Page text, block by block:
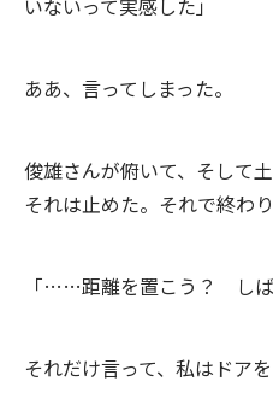
いないって実感した」
ああ、言ってしまった。
俊雄さんが俯いて、そして
それは止めた。それで終わ
「……距離を置こう？ しば
それだけ言って、私はドアを